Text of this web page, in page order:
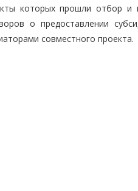
которых прошли отбор и
о предоставлении
совместного проекта.